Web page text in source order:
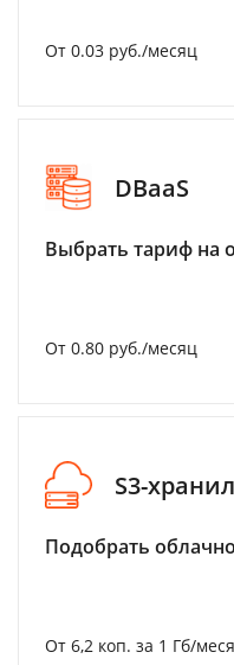
От 0.03 руб./месяц
DBaaS
Выбрать тариф на
От 0.80 руб./месяц
S3-
Подобрать
От 6,2 коп. за 1 Гб/